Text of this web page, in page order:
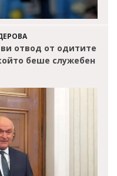
отвод от одитите
беше служебен